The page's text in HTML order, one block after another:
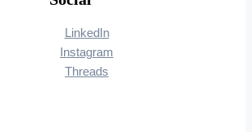
LinkedIn
Instagram
Threads